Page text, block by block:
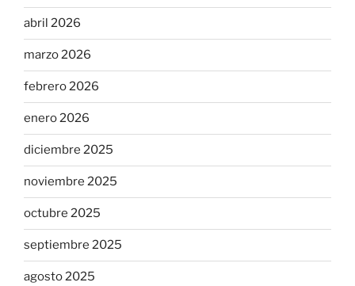
abril 2026
marzo 2026
febrero 2026
enero 2026
diciembre 2025
noviembre 2025
octubre 2025
septiembre 2025
agosto 2025